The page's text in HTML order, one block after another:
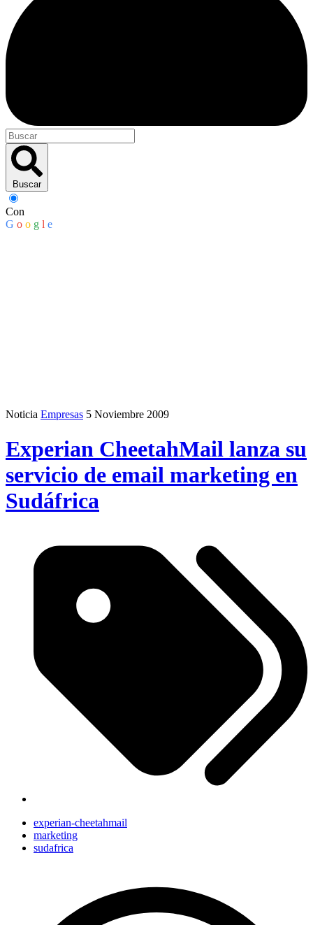
Buscar
Con
G o o g l e
Noticia Empresas 5 Noviembre 2009
Experian CheetahMail lanza su
servicio de email marketing en
Sudáfrica
experian-cheetahmail
marketing
sudafrica